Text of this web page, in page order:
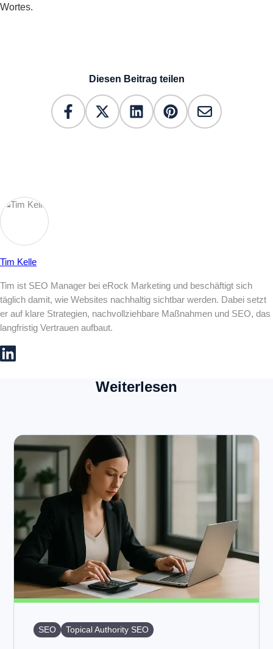
Wortes.
Diesen Beitrag teilen
Tim Kelle
Tim ist SEO Manager bei eRock Marketing und beschäftigt sich
täglich damit, wie Websites nachhaltig sichtbar werden. Dabei setzt
er auf klare Strategien, nachvollziehbare Maßnahmen und SEO, das
langfristig Vertrauen aufbaut.
Weiterlesen
SEO Topical Authority SEO